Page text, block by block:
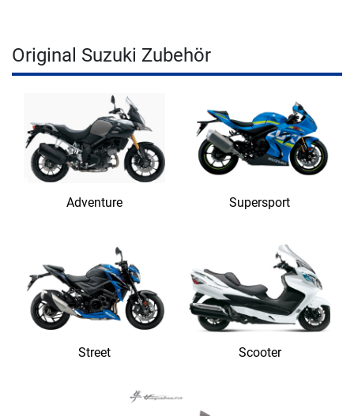
Original Suzuki Zubehör
Adventure Supersport
Street Scooter